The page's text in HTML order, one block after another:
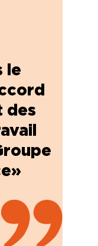
le
des